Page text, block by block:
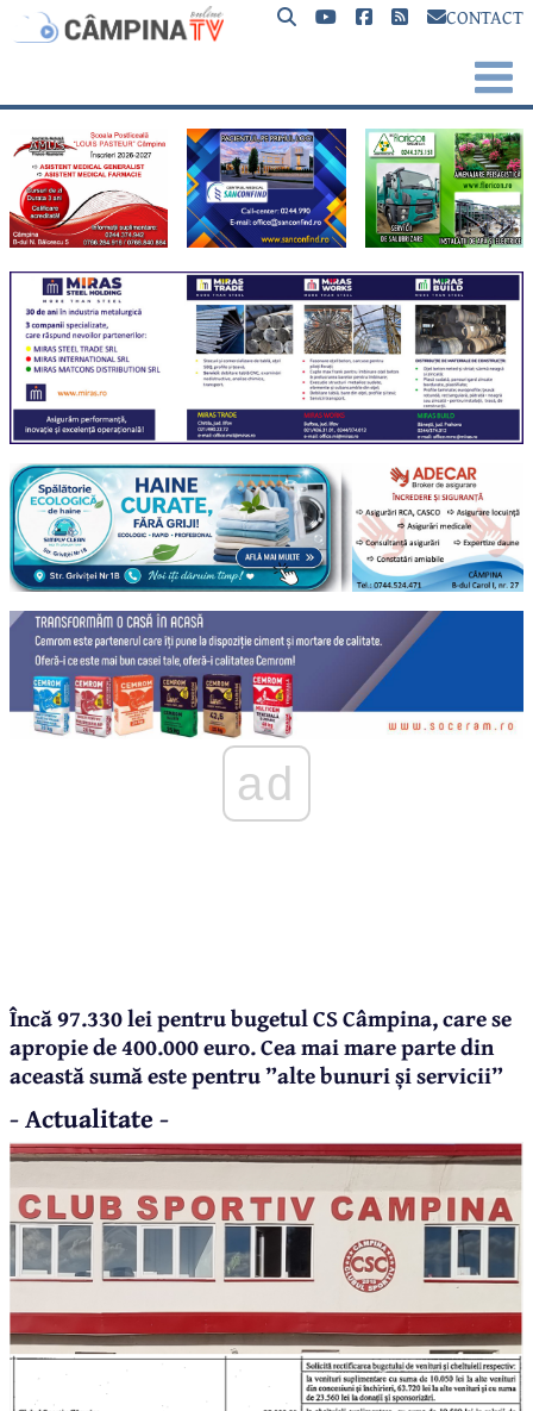
CONTACT
ad
Încă 97.330 lei pentru bugetul CS Câmpina, care se
apropie de 400.000 euro. Cea mai mare parte din
această sumă este pentru ”alte bunuri și servicii”
- Actualitate -